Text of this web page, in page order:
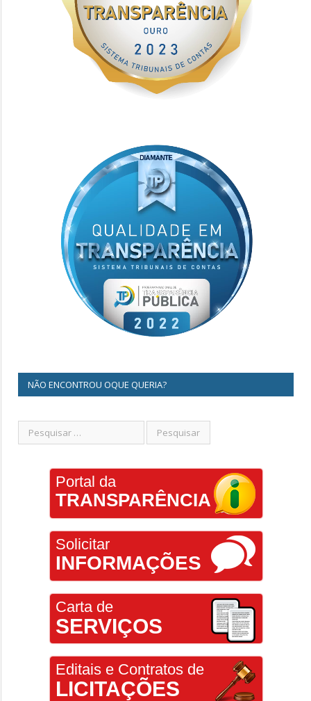
NÃO ENCONTROU OQUE QUERIA?
Portal da
TRANSPARÊNCIA
Solicitar
INFORMAÇÕES
Carta de
SERVIÇOS
Editais e Contratos de
LICITAÇÕES